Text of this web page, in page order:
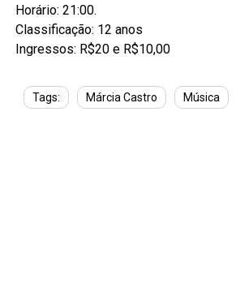
Horário: 21:00.
Classificação: 12 anos
Ingressos: R$20 e R$10,00
Tags: Márcia Castro Música